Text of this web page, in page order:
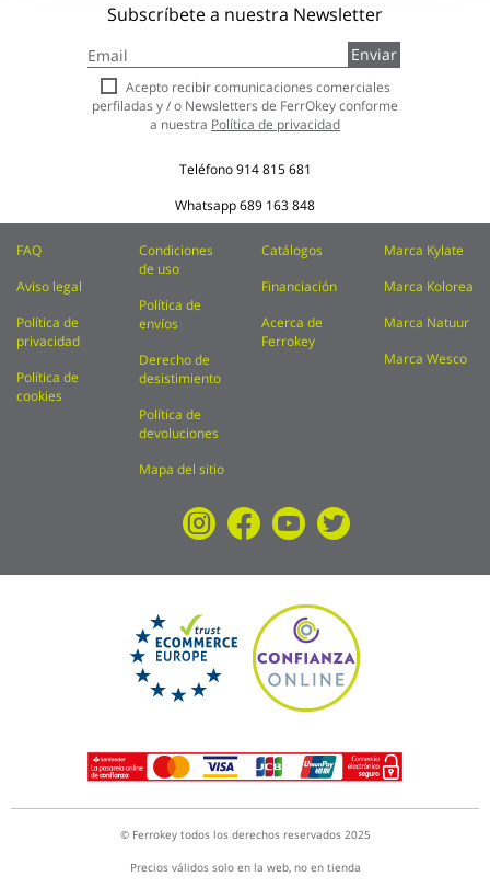
Subscríbete a nuestra Newsletter
a
nuestro
boletín
de
Enviar
Acepto recibir comunicaciones comerciales
perfiladas y / o Newsletters de FerrOkey conforme
a nuestra Política de privacidad
Teléfono914 815 681
Whatsapp689 163 848
FAQ
Aviso legal
Política de
privacidad
Política de
cookies
Condiciones
de uso
Política de
envíos
Derecho de
desistimiento
Política de
devoluciones
Mapa del sitio
Catálogos
Financiación
Acerca de
Ferrokey
Marca Kylate
Marca Kolorea
Marca Natuur
Marca Wesco
© Ferrokey todos los derechos reservados 2025
Precios válidos solo en la web, no en tienda